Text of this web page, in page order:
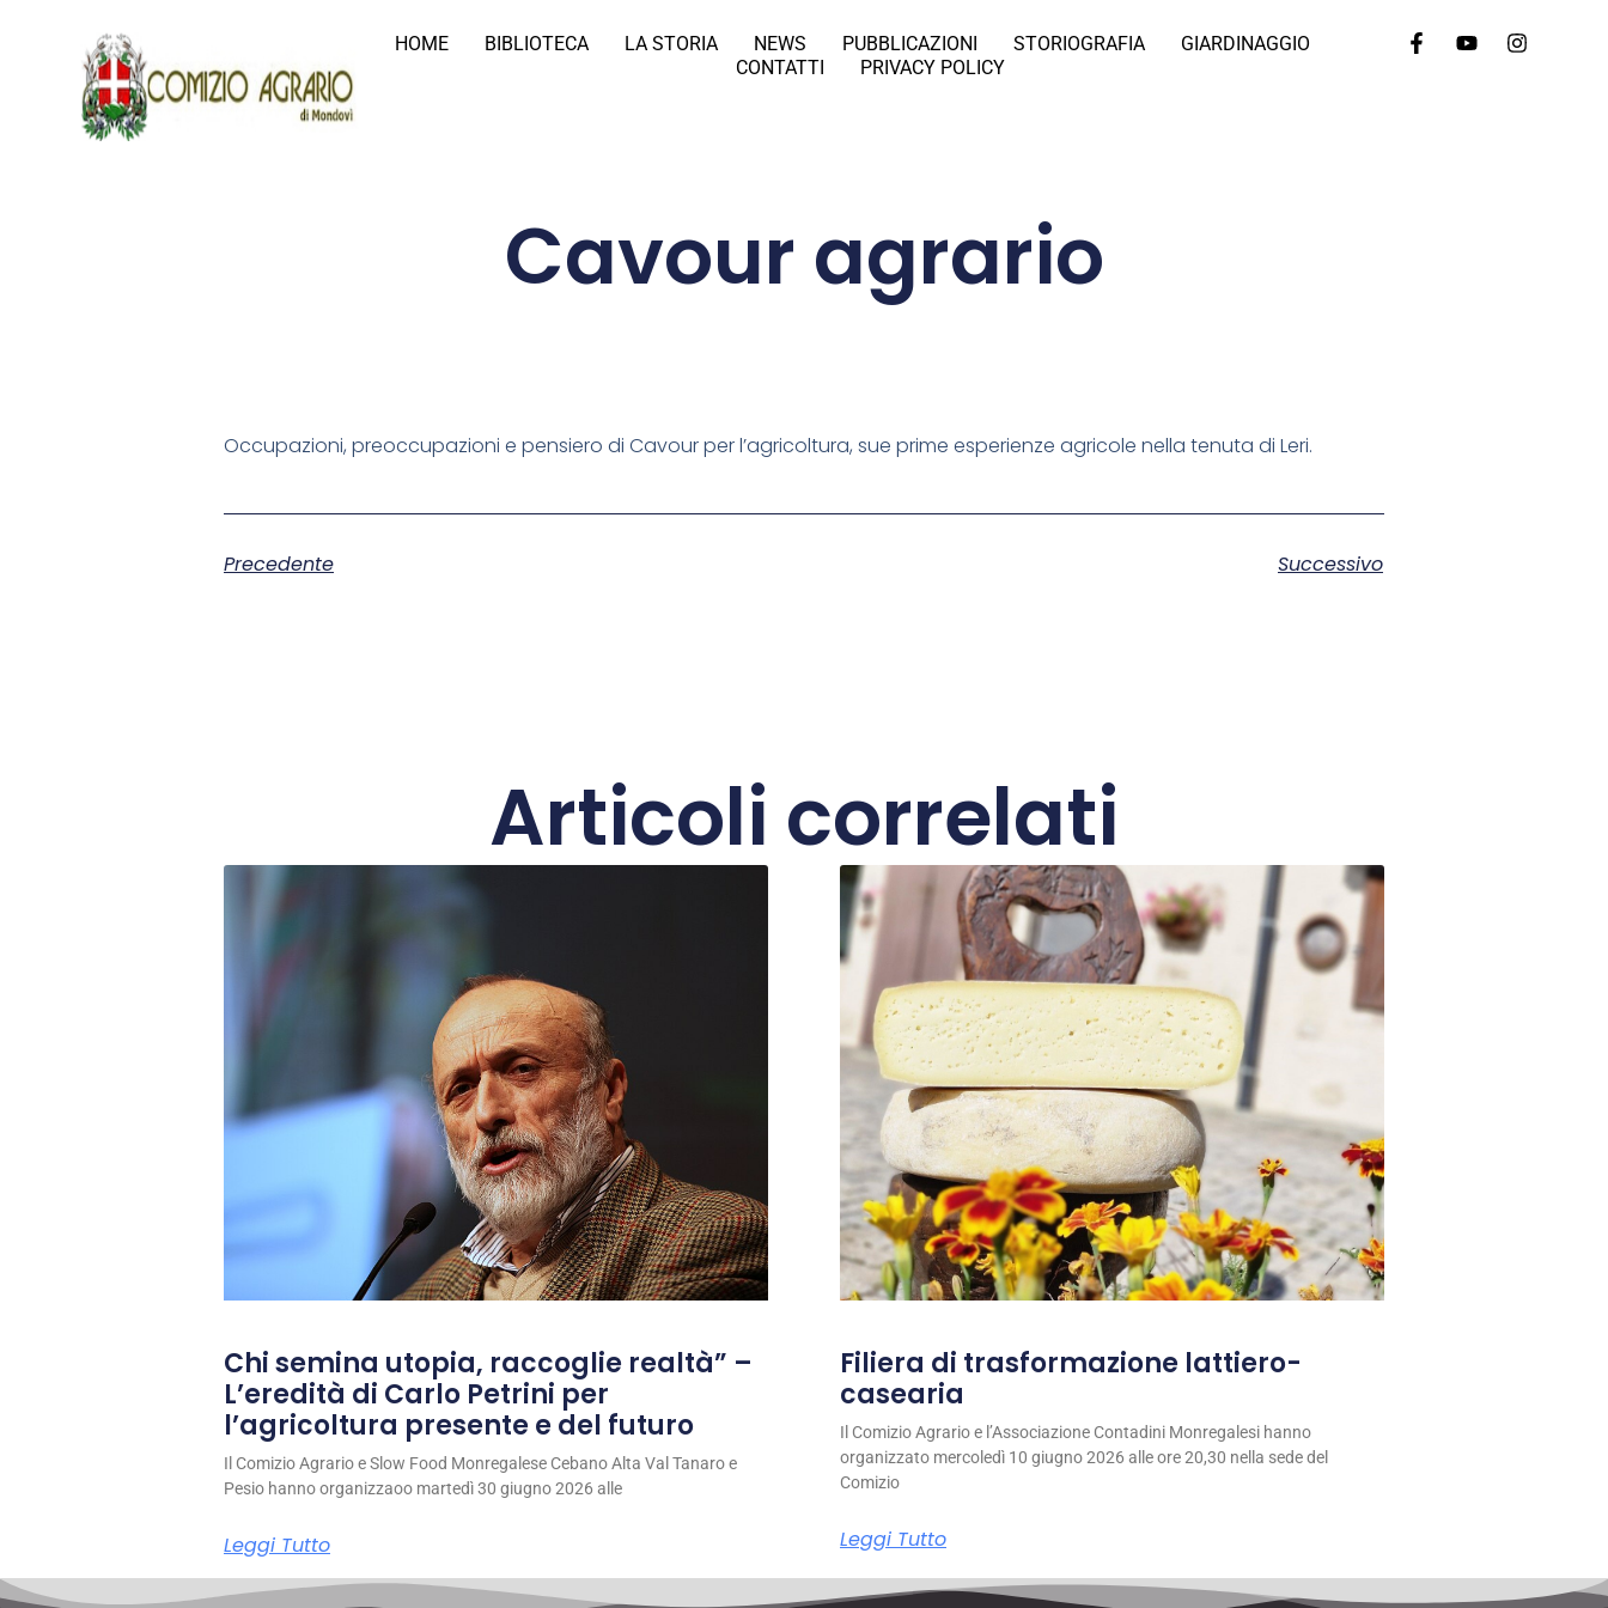
HOME BIBLIOTECA LA STORIA NEWS PUBBLICAZIONI STORIOGRAFIA
GIARDINAGGIO
CONTATTI
PRIVACY POLICY
Cavour agrario
Occupazioni, preoccupazioni e pensiero di Cavour per l’agricoltura, sue prime esperienze agricole nella tenuta di Leri.
Precedente Successivo
Articoli correlati
Chi semina utopia, raccoglie realtà” –
L’eredità di Carlo Petrini per
l’agricoltura presente e del futuro
Il Comizio Agrario e Slow Food Monregalese Cebano Alta Val Tanaro e
Pesio hanno organizzaoo martedì 30 giugno 2026 alle
Leggi Tutto
Filiera di trasformazione lattiero-
casearia
Il Comizio Agrario e l’Associazione Contadini Monregalesi hanno
organizzato mercoledì 10 giugno 2026 alle ore 20,30 nella sede del
Comizio
Leggi Tutto